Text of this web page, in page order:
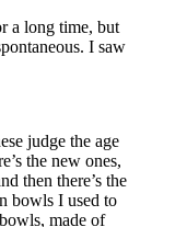
a long time, but
I saw
judge the age
the new ones,
then there’s the
bowls I used to
made of